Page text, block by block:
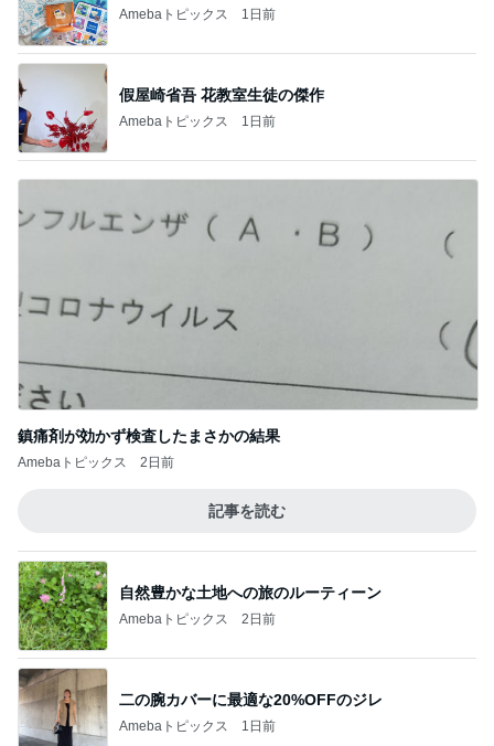
Amebaトピックス 1日前
假屋崎省吾 花教室生徒の傑作
Amebaトピックス 1日前
鎮痛剤が効かず検査したまさかの結果
Amebaトピックス 2日前
記事を読む
自然豊かな土地への旅のルーティーン
Amebaトピックス 2日前
二の腕カバーに最適な20%OFFのジレ
Amebaトピックス 1日前